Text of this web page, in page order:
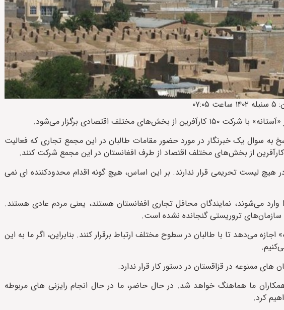
به سوال یک خبرنگار در مورد حضور مقامات طالبان در این مجمع تجاری که فعالیت
هیچ لیست تحریمی قرار ندارند. بر این اساس، هیچ گونه اقدام محدودکننده ای نمی
وارد می‌شوند، نمایندگان محافل تجاری افغانستان هستند، یعنی مردم عادی هستند.
تروریستی گنجانده نشده است.
می‌دهد تا با طالبان در سطوح مختلف ارتباط برقرار کنند. بنابراین، اگر ما به این
ممنوعه در قزاقستان در دستور کار قرار ندارد.
ما هماهنگ خواهد شد. در حال حاضر، ما در حال انجام رایزنی های مربوطه
کرد.